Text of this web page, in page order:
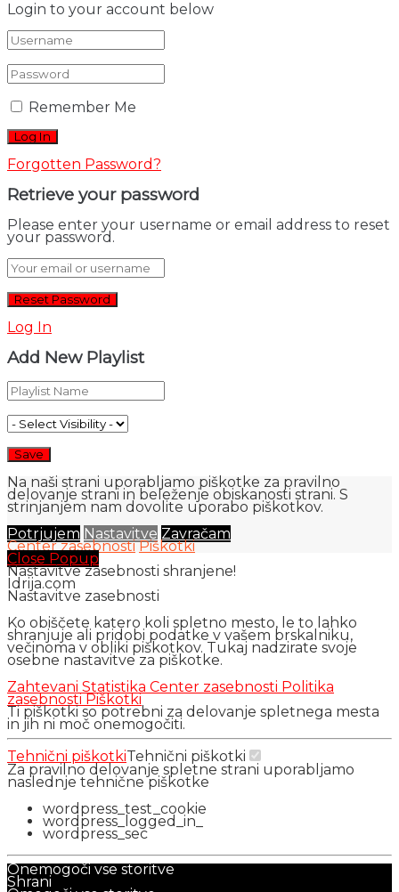
Login to your account below
Remember Me
Forgotten Password?
Retrieve your password
Please enter your username or email address to reset
your password.
Log In
Add New Playlist
Na naši strani uporabljamo piškotke za pravilno
delovanje strani in beleženje obiskanosti strani. S
strinjanjem nam dovolite uporabo piškotkov.
Potrjujem Nastavitve Zavračam
Center zasebnosti Piškotki
Close Popup
Nastavitve zasebnosti shranjene!
Idrija.com
Nastavitve zasebnosti
Ko obiščete katero koli spletno mesto, le to lahko
shranjuje ali pridobi podatke v vašem brskalniku,
večinoma v obliki piškotkov. Tukaj nadzirate svoje
osebne nastavitve za piškotke.
Zahtevani Statistika Center zasebnosti Politika
zasebnosti Piškotki
Ti piškotki so potrebni za delovanje spletnega mesta
in jih ni moč onemogočiti.
Tehnični piškotkiTehnični piškotki
Za pravilno delovanje spletne strani uporabljamo
naslednje tehnične piškotke
wordpress_test_cookie
wordpress_logged_in_
wordpress_sec
Onemogoči vse storitve
Shrani